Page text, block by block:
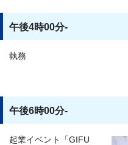
午後4時00分-
執務
午後6時00分-
起業イベント「GIFU